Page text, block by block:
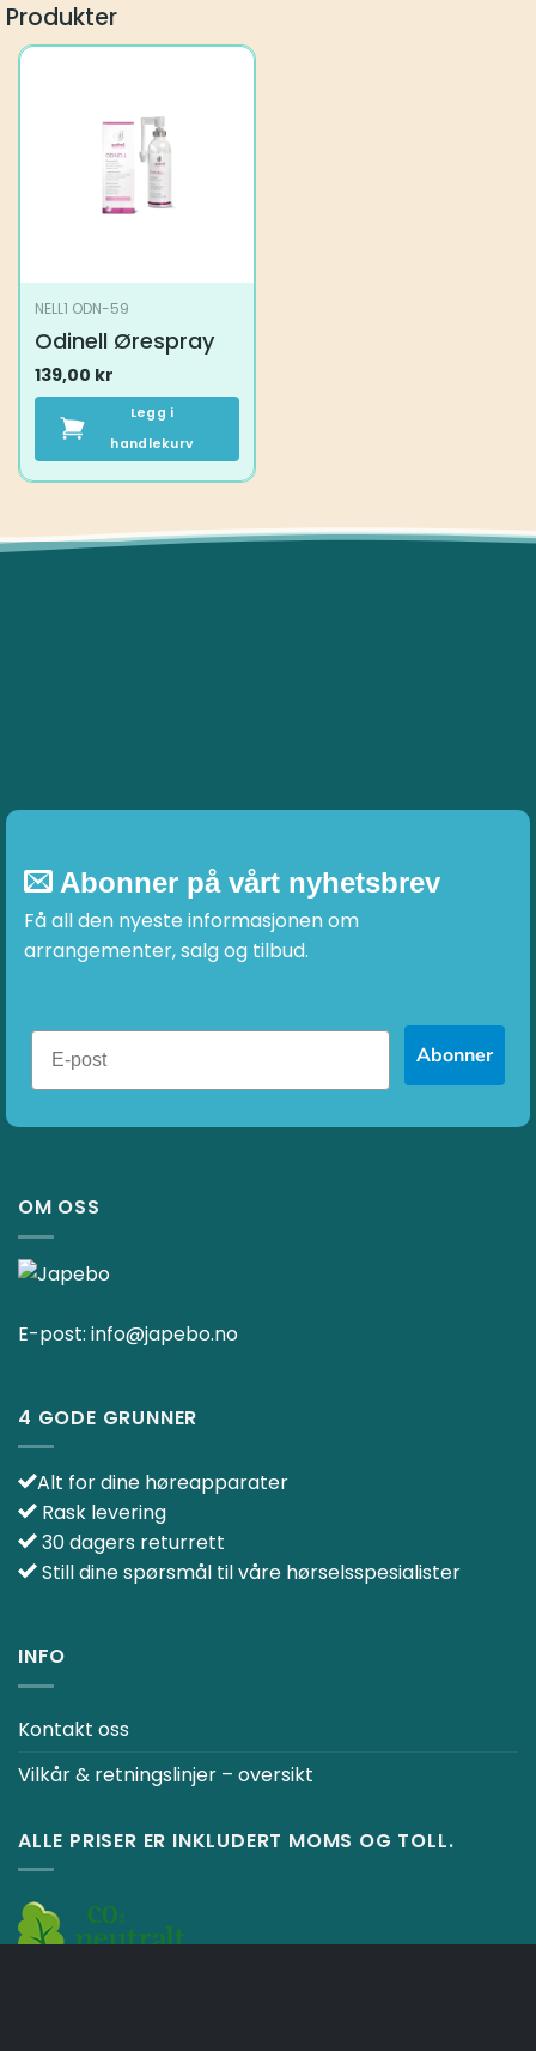
Produkter
NELL1 ODN-59
Odinell Ørespray
139,00 kr
Legg i
handlekurv
Abonner på vårt nyhetsbrev
Få all den nyeste informasjonen om
arrangementer, salg og tilbud.
Abonner
OM OSS
E-post: info@japebo.no
4 GODE GRUNNER
Alt for dine høreapparater
Rask levering
30 dagers returrett
Still dine spørsmål til våre hørselsspesialister
INFO
Kontakt oss
Vilkår & retningslinjer – oversikt
ALLE PRISER ER INKLUDERT MOMS OG TOLL.